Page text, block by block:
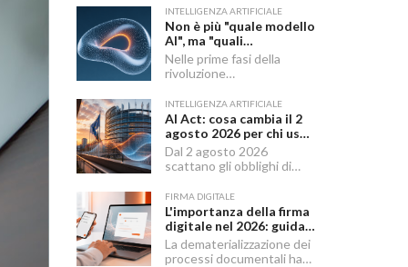
momenti in cui un sito
rischia di perdere visibilità
sui motori di ricerca.
INTELLIGENZA ARTIFICIALE
Non è più "quale modello
AI", ma "quali
fondamenta": dati,
infrastruttura,
Nelle prime fasi della
rivoluzione
Generativa, il dibattito
aziendale era dominato da
una singola domanda:
"Quale modello dobbiamo
usare?".
INTELLIGENZA ARTIFICIALE
AI Act: cosa cambia il 2
agosto 2026 per chi usa
o integra l'AI
Dal 2 agosto 2026
scattano gli obblighi di
mentre il "Digital
Omnibus" — in vigore dal
27 luglio 2026 — ha
rinviato quelli sui sistemi
ad alto rischio.
FIRMA DIGITALE
L'importanza della firma
digitale nel 2026: guida
completa per aziende e
professionisti
La dematerializzazione dei
processi documentali ha